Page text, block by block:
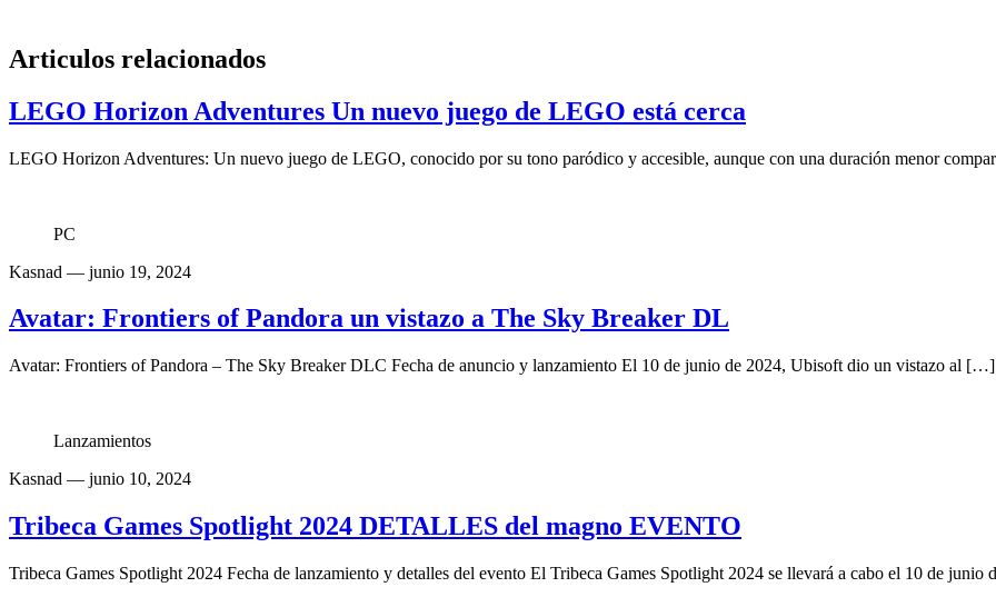
Articulos relacionados
LEGO Horizon Adventures Un nuevo juego de LEGO está cerca
LEGO Horizon Adventures: Un nuevo juego de LEGO, conocido por su tono paródico y accesible, aunque con una duración menor
PC
Kasnad — junio 19, 2024
Avatar: Frontiers of Pandora un vistazo a The Sky Breaker DL
Avatar: Frontiers of Pandora – The Sky Breaker DLC Fecha de anuncio y lanzamiento El 10 de junio de 2024, Ubisoft dio un vistazo al […]
Lanzamientos
Kasnad — junio 10, 2024
Tribeca Games Spotlight 2024 DETALLES del magno EVENTO
Tribeca Games Spotlight 2024 Fecha de lanzamiento y detalles del evento El Tribeca Games Spotlight 2024 se llevará a cabo el 10 de